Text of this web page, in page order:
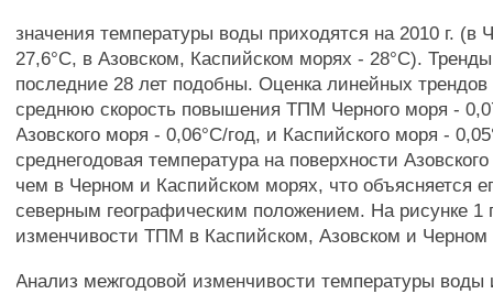
значения температуры воды приходятся на 2010 г. (в
27,6°С, в Азовском, Каспийском морях - 28°С).
последние 28 лет подобны. Оценка линейных трендов
среднюю скорость повышения ТПМ Черного моря -
Азовского моря - 0,06°С/год, и Каспийского моря -
среднегодовая температура на поверхности
чем в Черном и Каспийском морях, что объясняется
северным географическим положением. На рисунке 1
изменчивости ТПМ в Каспийском, Азовском и
Анализ межгодовой изменчивости температуры воды